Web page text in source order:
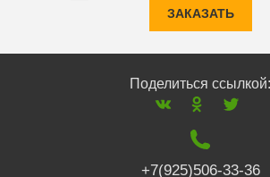
ЗАКАЗАТЬ
Поделиться ссылкой:
+7(925)506-33-36